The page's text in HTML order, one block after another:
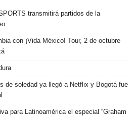
transmitirá partidos de la
con ¡Vida México! Tour, 2 de octubre
de soledad ya llegó a Netflix y Bogotá fue
para Latinoamérica el especial “Graham